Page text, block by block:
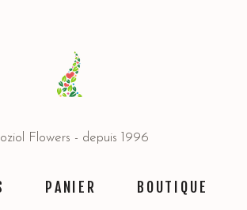
Flowers - depuis 1996
PANIER BOUTIQUE